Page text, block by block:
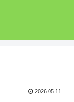
2026.05.11